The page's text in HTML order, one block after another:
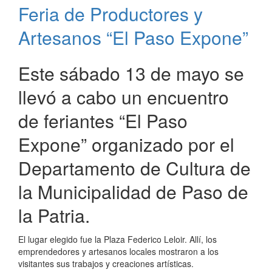
de
fútbol
femenino
Paso
de
la
Patria
Feria de Productores y
Artesanos “El Paso Expone”
Este sábado 13 de mayo se
llevó a cabo un encuentro
de feriantes “El Paso
Expone” organizado por el
Departamento de Cultura de
la Municipalidad de Paso de
la Patria.
El lugar elegido fue la Plaza Federico Leloir. Allí, los
emprendedores y artesanos locales mostraron a los
visitantes sus trabajos y creaciones artísticas.